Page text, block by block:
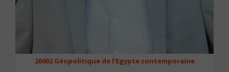
20602 Géopolitique de l'Egypte contemporaine